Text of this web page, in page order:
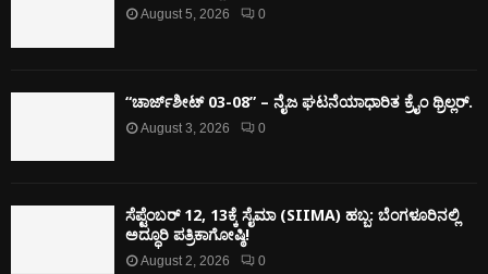
August 5, 2026 0
“ಚಾರ್ಜ್‌ಶೀಟ್ 03-08” – ನೈಜ ಘಟನೆಯಾಧಾರಿತ ಕ್ರೈಂ ಥ್ರಿಲ್ಲರ್.
August 3, 2026 0
ಸೆಪ್ಟೆಂಬರ್ 12, 13ಕ್ಕೆ ಸೈಮಾ (SIIMA) ಹಬ್ಬ: ಬೆಂಗಳೂರಿನಲ್ಲಿ
ಅದ್ಧೂರಿ ಪತ್ರಿಕಾಗೋಷ್ಠಿ!
August 2, 2026 0